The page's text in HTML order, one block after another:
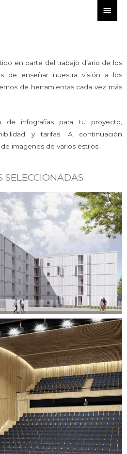
en parte del trabajo diario de los
de enseñar nuestra visión a los
de herramientas cada vez más
de infografías para tu proyecto,
y tarifas. A continuación
imagenes de varios estilos.
SELECCIONADAS